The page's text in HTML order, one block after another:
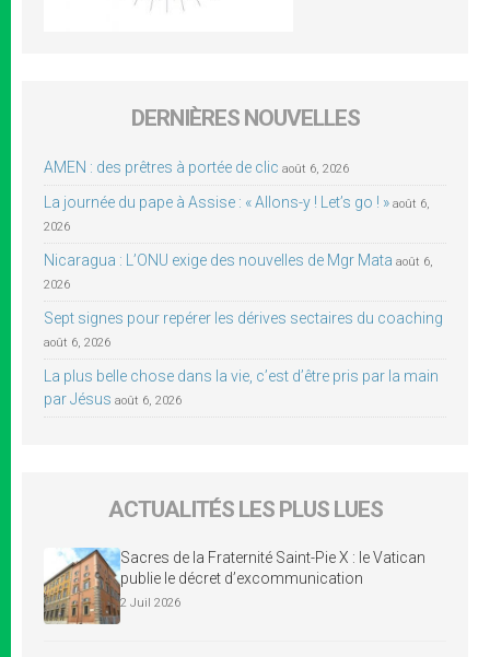
DERNIÈRES NOUVELLES
AMEN : des prêtres à portée de clic août 6, 2026
La journée du pape à Assise : « Allons-y ! Let’s go ! » août 6,
2026
Nicaragua : L’ONU exige des nouvelles de Mgr Mata août 6,
2026
Sept signes pour repérer les dérives sectaires du coaching
août 6, 2026
La plus belle chose dans la vie, c’est d’être pris par la main
par Jésus août 6, 2026
ACTUALITÉS LES PLUS LUES
Sacres de la Fraternité Saint-Pie X : le Vatican
publie le décret d’excommunication
2 Juil 2026